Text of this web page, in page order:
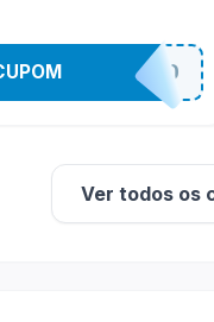
VNOXVHJFD
Ver todos os